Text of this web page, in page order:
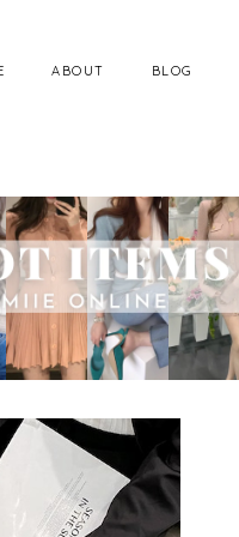
ABOUT BLOG